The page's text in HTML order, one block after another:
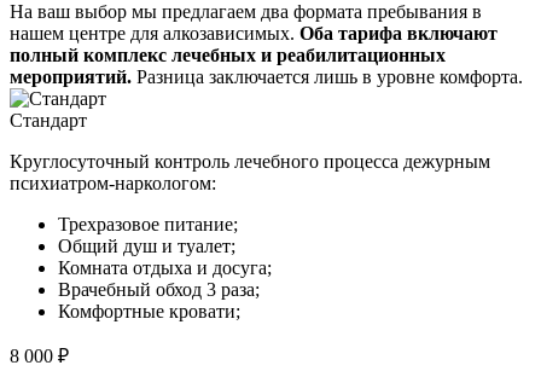
На ваш выбор мы предлагаем два формата пребывания в
нашем центре для алкозависимых. Оба тарифа включают
полный комплекс лечебных и реабилитационных
мероприятий. Разница заключается лишь в уровне комфорта.
Стандарт
Круглосуточный контроль лечебного процесса дежурным
психиатром-наркологом:
Трехразовое питание;
Общий душ и туалет;
Комната отдыха и досуга;
Врачебный обход 3 раза;
Комфортные кровати;
8 000 ₽